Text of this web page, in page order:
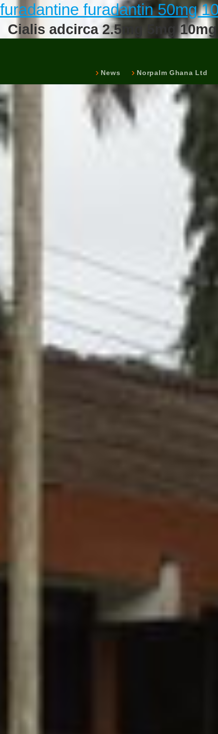
furadantine furadantin 50mg
Cialis adcirca 2.5mg 5mg
News Norpalm Ghana Ltd